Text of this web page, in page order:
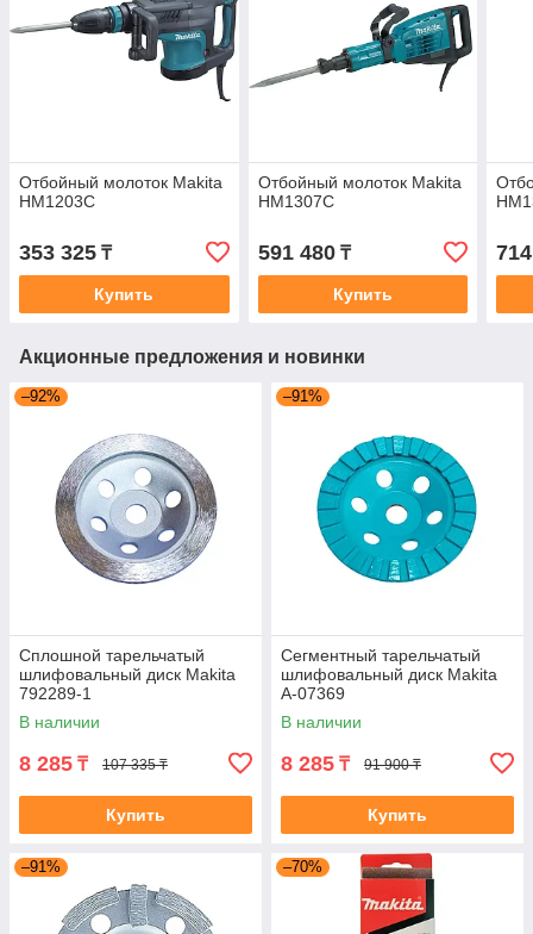
Отбойный молоток Makita
HM1203C
353 325 ₸
Купить
Отбойный молоток Makita
HM1307C
591 480₸
Купить
Акционные предложения и новинки
–92%
Сплошной тарельчатый
шлифовальный диск Makita
792289-1
В наличии
8 285 ₸ 107 335 ₸
Купить
–91%
Сегментный тарельчатый
шлифовальный диск Makita
A-07369
В наличии
8 285 ₸ 91 900 ₸
Купить
–91% –70%